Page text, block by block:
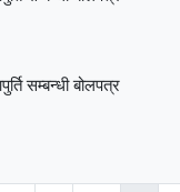
सम्बन्धी बोलपत्र